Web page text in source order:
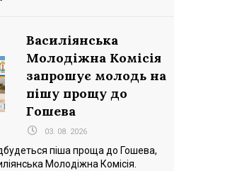
Василіянська
Молодіжна Комісія
запрошує молодь на
пішу прощу до
Гошева
03. 08. 2026
піша проща до Гошева,
Молодіжна Комісія.